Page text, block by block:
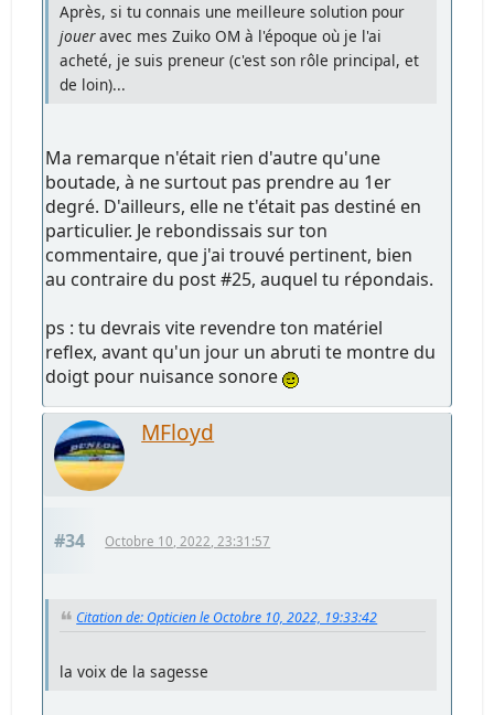
Après, si tu connais une meilleure solution pour
joueravec mes Zuiko OM à l'époque où je l'ai
acheté, je suis preneur (c'est son rôle principal, et
de loin)...
Ma remarque n'était rien d'autre qu'une
boutade, à ne surtout pas prendre au 1er
degré. D'ailleurs, elle ne t'était pas destiné en
particulier. Je rebondissais sur ton
commentaire, que j'ai trouvé pertinent, bien
au contraire du post #25, auquel tu répondais.
ps : tu devrais vite revendre ton matériel
reflex, avant qu'un jour un abruti te montre du
doigt pour nuisance sonore
MFloyd
#34 Octobre 10, 2022, 23:31:57
Citation de: Opticien le Octobre 10, 2022, 19:33:42
la voix de la sagesse